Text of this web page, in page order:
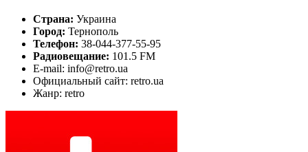
Страна: Украина
Город: Тернополь
Телефон: 38-044-377-55-95
Радиовещание: 101.5 FM
E-mail: info@retro.ua
Официальный сайт: retro.ua
Жанр: retro